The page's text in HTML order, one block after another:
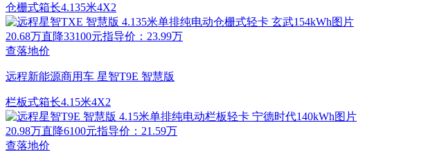
仓栅式箱长4.135米4X2
20.68万直降33100元指导价：23.99万
查落地价
远程新能源商用车 星智T9E 智慧版
栏板式箱长4.15米4X2
20.98万直降6100元指导价：21.59万
查落地价